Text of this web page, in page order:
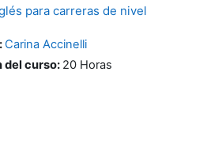
para carreras de nivel
Carina Accinelli
del curso: 20 Horas